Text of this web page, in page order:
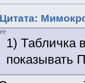
Цитата:
1) Табличка
показывать